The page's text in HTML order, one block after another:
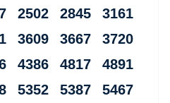
2502 2845 3161
3609 3667 3720
4386 4817 4891
5352 5387 5467